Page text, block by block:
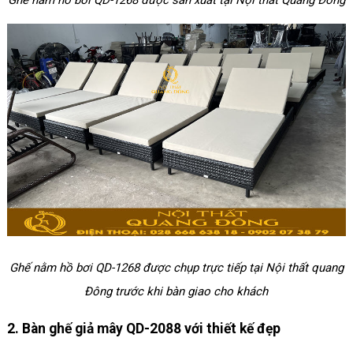
Ghế nằm hồ bơi QD-1268 được chụp trực tiếp tại Nội thất quang
Đông trước khi bàn giao cho khách
2. Bàn ghế giả mây QD-2088 với thiết kế đẹp